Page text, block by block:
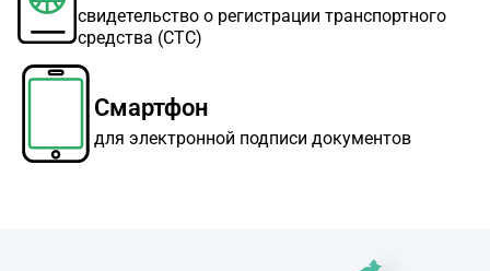
свидетельство о регистрации транспортного
средства (СТС)
Смартфон
для электронной подписи документов